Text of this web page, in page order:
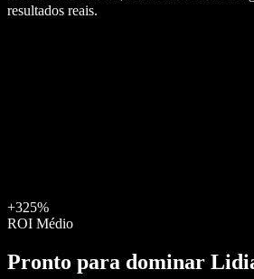
resultados reais.
+325%
ROI Médio
Pronto para dominar